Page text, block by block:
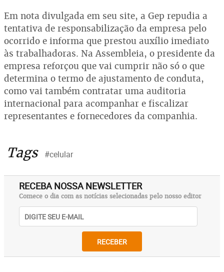
Em nota divulgada em seu site, a Gep repudia a
tentativa de responsabilização da empresa pelo
ocorrido e informa que prestou auxílio imediato
às trabalhadoras. Na Assembleia, o presidente da
empresa reforçou que vai cumprir não só o que
determina o termo de ajustamento de conduta,
como vai também contratar uma auditoria
internacional para acompanhar e fiscalizar
representantes e fornecedores da companhia.
Tags #celular
RECEBA NOSSA NEWSLETTER
Comece o dia com as notícias selecionadas pelo nosso editor
RECEBER